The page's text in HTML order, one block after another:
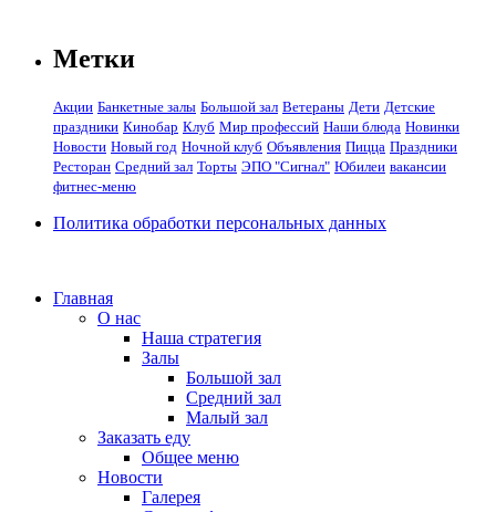
Метки
Акции Банкетные залы Большой зал Ветераны Дети Детские
праздники Кинобар Клуб Мир профессий Наши блюда Новинки
Новости Новый год Ночной клуб Объявления Пицца Праздники
Ресторан Средний зал Торты ЭПО "Сигнал" Юбилеи вакансии
фитнес-меню
Политика обработки персональных данных
Главная
О нас
Наша стратегия
Залы
Большой зал
Средний зал
Малый зал
Заказать еду
Общее меню
Новости
Галерея